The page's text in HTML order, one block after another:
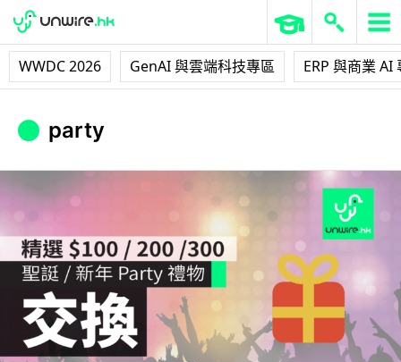
WWDC 2026 GenAI 與雲端科技專區 ERP 與商業 AI
party